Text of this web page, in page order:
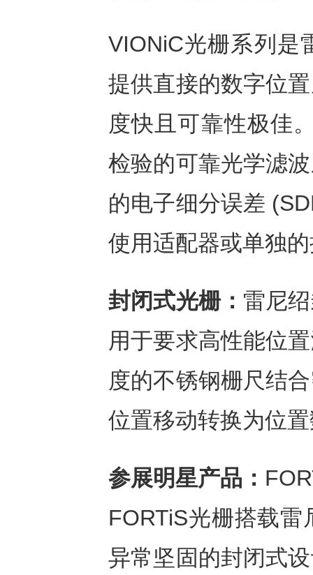
VIONiC光栅系列是
提供直接的数字位
度快且可靠性极佳
检验的可靠光学滤
的电子细分误差
使用适配器或单独
封闭式光栅： 雷尼
用于要求高性能位
度的不锈钢栅尺结
位置移动转换为位
参展明星产品：
FORTiS光栅搭载
异常坚固的封闭式